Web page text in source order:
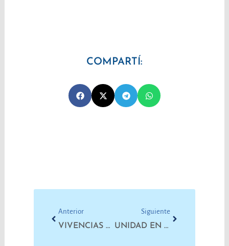
COMPARTÍ:
Anterior
VIVENCIAS DEL ENCUENTRO PLURINACIONAL | YAGUARONAS
Siguiente
UNIDAD EN DEFENSA DEL AMBIENTE Y LA VIDA DIGNA